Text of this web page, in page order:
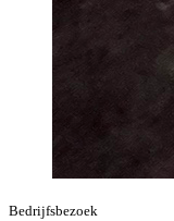
Bedrijfsbezoek